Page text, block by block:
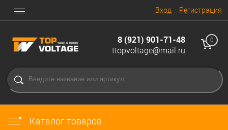
Вход Регистрация
8 (921) 901-71-48
ttopvoltage@mail.ru
0
Каталог товаров